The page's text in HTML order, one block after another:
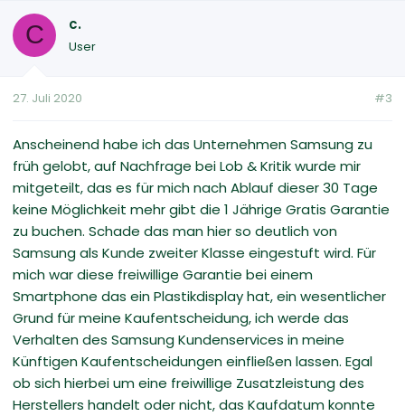
C c.
User
27. Juli 2020 #3
Anscheinend habe ich das Unternehmen Samsung zu
früh gelobt, auf Nachfrage bei Lob & Kritik wurde mir
mitgeteilt, das es für mich nach Ablauf dieser 30 Tage
keine Möglichkeit mehr gibt die 1 Jährige Gratis Garantie
zu buchen. Schade das man hier so deutlich von
Samsung als Kunde zweiter Klasse eingestuft wird. Für
mich war diese freiwillige Garantie bei einem
Smartphone das ein Plastikdisplay hat, ein wesentlicher
Grund für meine Kaufentscheidung, ich werde das
Verhalten des Samsung Kundenservices in meine
Künftigen Kaufentscheidungen einfließen lassen. Egal
ob sich hierbei um eine freiwillige Zusatzleistung des
Herstellers handelt oder nicht, das Kaufdatum konnte